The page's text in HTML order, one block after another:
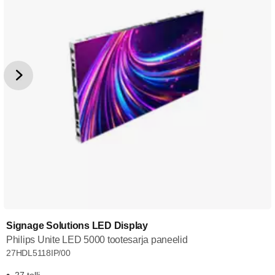
Signage Solutions LED Display
Philips Unite LED 5000 tootesarja paneelid
27HDL5118IP/00